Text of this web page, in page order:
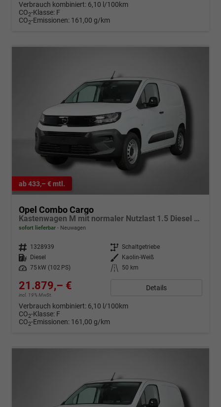
Verbrauch kombiniert: 6,10 l/100km
CO2-Klasse: F
CO2-Emissionen: 161,00 g/km
ab 433,– € mtl.
Opel Combo Cargo
Kastenwagen M mit normaler Nutzlast 1.5 Diesel 6-Gang
sofort lieferbar Neuwagen
Fahrzeugnr. 1328939 Getriebe Schaltgetriebe
Kraftstoff
Diesel Außenfarbe
Kaolin-Weiß
Leistung
75 kW (102 PS) Kilometerstand 50 km
21.879,– €
incl. 19% MwSt.
Details
Verbrauch kombiniert: 6,10 l/100km
CO2-Klasse: F
CO2-Emissionen: 161,00 g/km